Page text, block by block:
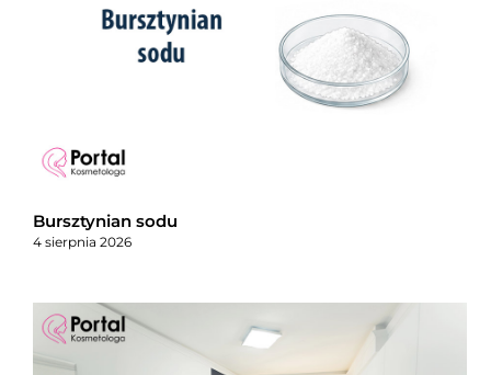
Bursztynian sodu
4 sierpnia 2026